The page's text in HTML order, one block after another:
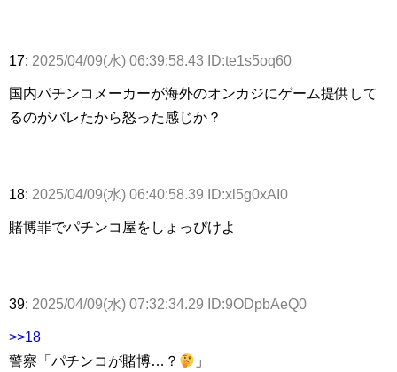
17: 2025/04/09(水) 06:39:58.43 ID:te1s5oq60
国内パチンコメーカーが海外のオンカジにゲーム提供して
るのがバレたから怒った感じか？
18: 2025/04/09(水) 06:40:58.39 ID:xl5g0xAI0
賭博罪でパチンコ屋をしょっぴけよ
39: 2025/04/09(水) 07:32:34.29 ID:9ODpbAeQ0
>>18
警察「パチンコが賭博…？
」